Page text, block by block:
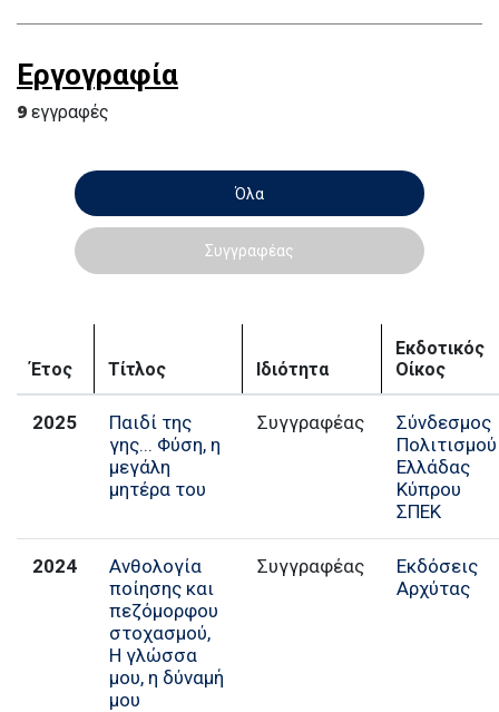
Εργογραφία
9 εγγραφές
Όλα
Συγγραφέας
Έτος Τίτλος Ιδιότητα
Εκδοτικός
Οίκος
2025
Παιδί της
γης... Φύση, η
µεγάλη
µητέρα του
Σύνδεσμος
Πολιτισμού
Ελλάδας
Κύπρου
ΣΠΕΚ
2024
Ανθολογία
ποίησης και
πεζόμορφου
στοχασμού,
Η γλώσσα
μου, η δύναμή
μου
Εκδόσεις
Αρχύτας